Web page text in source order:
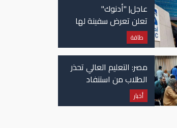
عاجل| "أدنوك"
تعلن تعرض سفينة لها
للاستهداف بصاروخ في
مضيق هرمز
طاقة
مصر: التعليم العالي تحذر
الطلاب من استنفاد
الرغبات قبل غلق
التسجيل
أخبار